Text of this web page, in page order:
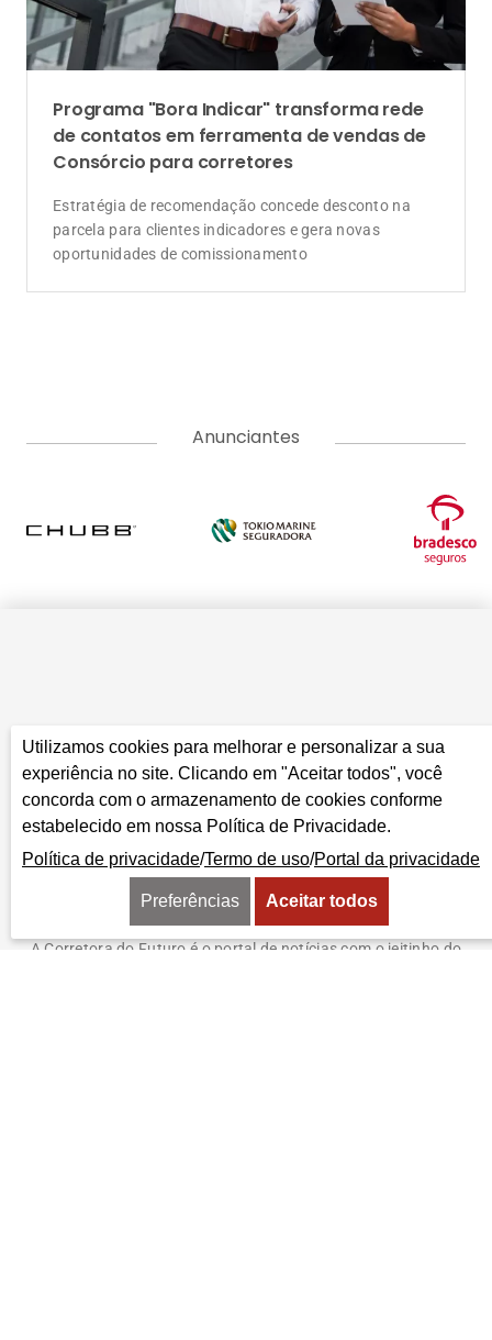
Programa "Bora Indicar" transforma rede
de contatos em ferramenta de vendas de
Consórcio para corretores
Estratégia de recomendação concede desconto na
parcela para clientes indicadores e gera novas
oportunidades de comissionamento
Anunciantes
A Corretora do Futuro é o portal de notícias com o jeitinho do
Utilizamos cookies para melhorar e personalizar a sua
experiência no site. Clicando em "Aceitar todos", você
concorda com o armazenamento de cookies conforme
estabelecido em nossa Política de Privacidade.
Política de privacidade/Termo de uso/Portal da privacidade
Preferências Aceitar todos